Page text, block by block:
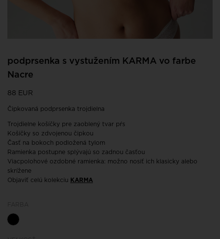
podprsenka s vystužením KARMA vo farbe
Nacre
88 EUR
Čipkovaná podprsenka trojdielna
Trojdielne košíčky pre zaoblený tvar pŕs
Košíčky so zdvojenou čipkou
Časť na bokoch podložená tylom
Ramienka postupne splývajú so zadnou časťou
Viacpolohové ozdobné ramienka: možno nosiť ich klasicky alebo
skrížene
Objaviť celú kolekciu
KARMA